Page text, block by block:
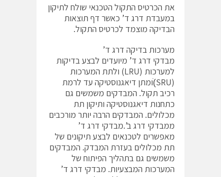
את הכרטיס התקול הטכנאי שולח לתיקון
במעבדת דרג ד’ כאשר דף תוצאות
הבדיקה מוצמד לכרטיס התקול.
מערכות בדיקה דרג ד’
מבדקי דרג ד’ מיועדים לבצע בדיקות
למערכות (LRU) ולתת המערכות
(SRU)ׂומתן דיאגנוסטיקה עד לרמת
רכיב תקול. המבדקים משמשים גם
כתחנות דיאגנוסטיקה ותיקון תת
מכלולים. המבדקים הרבה יותר מורכבים
ממבדקי דרג ב’.מבדקי דרג ד’
מאפשרים לטכנאים לבצע תיקונים של
תת מכלולים בעזרת המבדק. המבדקים
משמשים גם בתהליך הפיתוח של
המערכות המבצעיות. מבדקי דרג ד’